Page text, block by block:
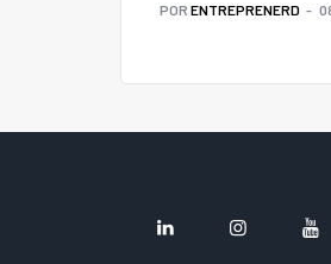
POR ENTREPRENERD